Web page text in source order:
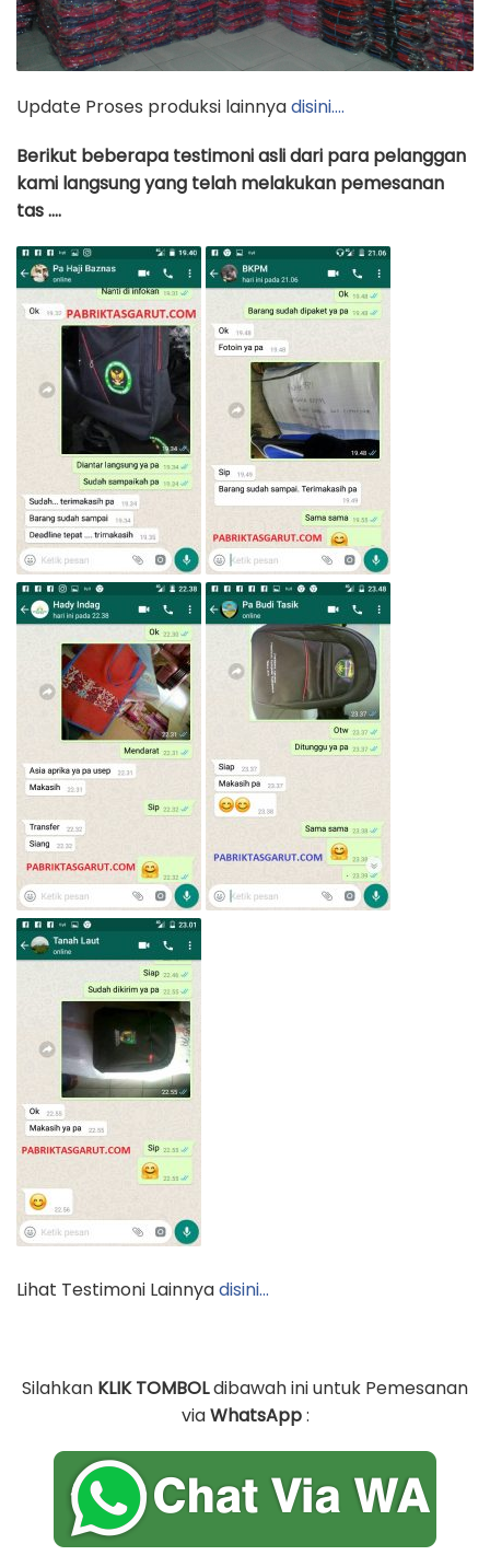
Update Proses produksi lainnyadisini….
Berikut beberapa testimoni asli dari para pelanggan
kami langsung yang telah melakukan pemesanan
tas ….
Lihat Testimoni Lainnyadisini…
Silahkan KLIK TOMBOLdibawah ini untuk Pemesanan
viaWhatsApp: